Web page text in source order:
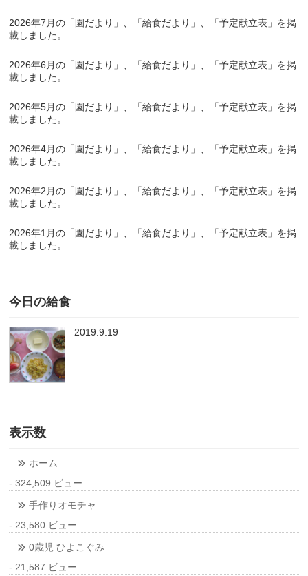
2026年7月の「園だより」、「給食だより」、「予定献立表」を掲
載しました。
2026年6月の「園だより」、「給食だより」、「予定献立表」を掲
載しました。
2026年5月の「園だより」、「給食だより」、「予定献立表」を掲
載しました。
2026年4月の「園だより」、「給食だより」、「予定献立表」を掲
載しました。
2026年2月の「園だより」、「給食だより」、「予定献立表」を掲
載しました。
2026年1月の「園だより」、「給食だより」、「予定献立表」を掲
載しました。
今日の給食
2019.9.19
表示数
ホーム
- 324,509 ビュー
手作りオモチャ
- 23,580 ビュー
0歳児 ひよこぐみ
- 21,587 ビュー